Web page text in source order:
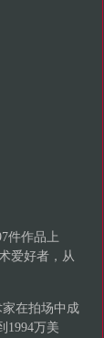
件作品上
爱好者，从
在拍场中成
1994万美